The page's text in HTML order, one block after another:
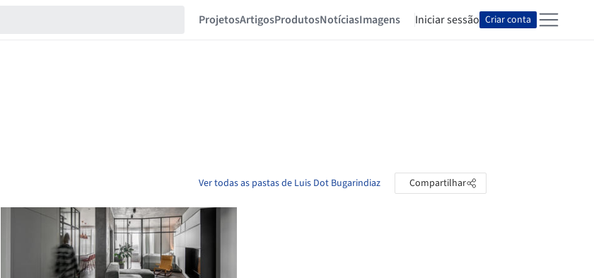
ProjetosArtigosProdutosNotíciasImagens Iniciar sessão Criar conta
Ver todas as pastas de Luis Dot Bugarindiaz Compartilhar